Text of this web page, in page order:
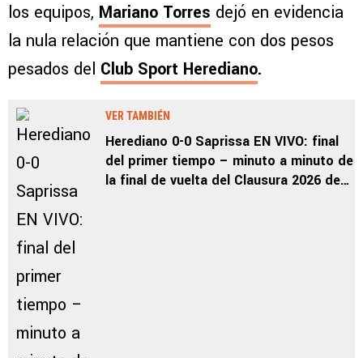
los equipos, Mariano Torres dejó en evidencia
la nula relación que mantiene con dos pesos
pesados del Club Sport Herediano.
VER TAMBIÉN
Herediano 0-0 Saprissa EN VIVO: final
del primer tiempo – minuto a minuto de
la final de vuelta del Clausura 2026 de